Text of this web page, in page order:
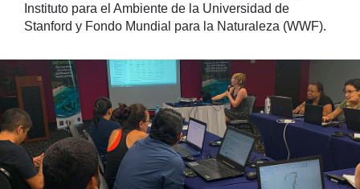
Instituto para el Ambiente de la Universidad de
Stanford y Fondo Mundial para la Naturaleza (WWF).